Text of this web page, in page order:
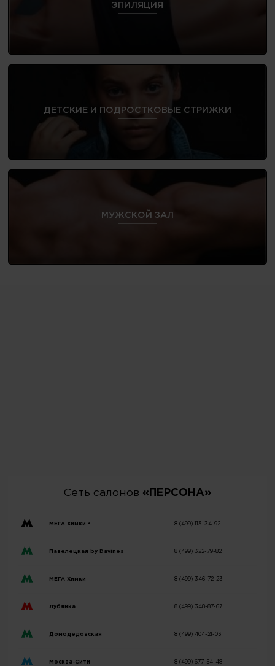
ЭПИЛЯЦИЯ
ДЕТСКИЕ И ПОДРОСТКОВЫЕ СТРИЖКИ
МУЖСКОЙ ЗАЛ
Сеть салонов «ПЕРСОНА»
МЕГА Химки • 8 (499) 113-34-92
Павелецкая by Davines 8 (499) 322-79-82
МЕГА Химки 8 (499) 346-72-23
Лубянка 8 (499) 348-87-67
Домодедовская 8 (499) 404-21-03
Москва-Сити 8 (499) 677-54-48